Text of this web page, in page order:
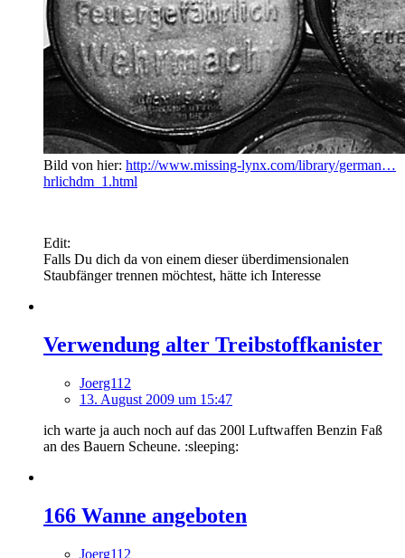
Bild von hier: http://www.missing-lynx.com/library/german…
hrlichdm_1.html
Edit:
Falls Du dich da von einem dieser überdimensionalen
Staubfänger trennen möchtest, hätte ich Interesse
Verwendung alter Treibstoffkanister
Joerg112
13. August 2009 um 15:47
ich warte ja auch noch auf das 200l Luftwaffen Benzin Faß
an des Bauern Scheune. :sleeping:
166 Wanne angeboten
Joerg112